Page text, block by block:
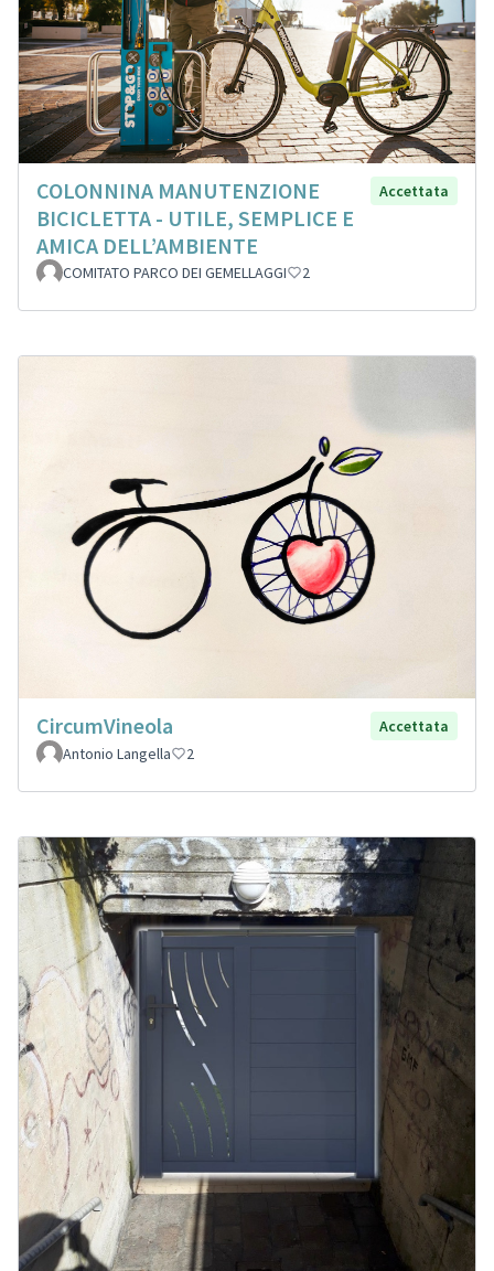
COLONNINA MANUTENZIONE
BICICLETTA - UTILE, SEMPLICE E
AMICA DELL’AMBIENTE
Accettata
COMITATO PARCO DEI GEMELLAGGI 2
CircumVineola
Accettata
Antonio Langella
2